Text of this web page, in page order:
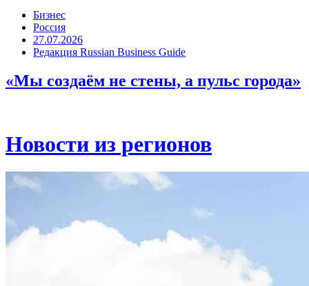
Бизнес
Россия
27.07.2026
Редакция Russian Business Guide
«Мы создаём не стены, а пульс города»
Новости из регионов